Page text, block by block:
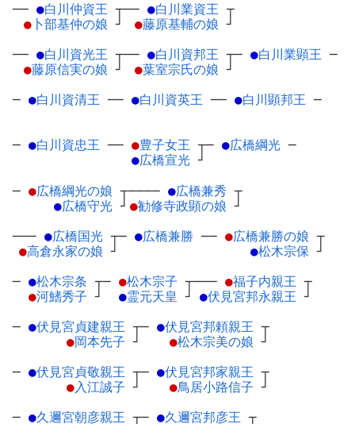
── ●白川仲資王 ┬
● 卜部基仲の娘 ┘
── ●白川業資王 ┬
●藤原基輔の娘 ┘
── ●白川資光王 ┬
●藤原信実の娘 ┘
── ●白川資邦王 ┬
●葉室宗氏の娘 ┘
─ ●白川業顕王 ─
─ ●白川資清王 ── ●白川資英王 ── ●白川顕邦王 ─
─ ●白川資忠王 ── ●豊子女王 ┬
●広橋宣光 ┘
─ ●広橋綱光 ─
─ ●広橋綱光の娘 ┬
●広橋守光 ┘
──── ●広橋兼秀 ┬
●勧修寺政顕の娘 ┘
─── ●広橋国光 ┬
●高倉永家の娘 ┘
─ ●広橋兼勝 ── ●広橋兼勝の娘 ┬
●松木宗保 ┘
─ ●松木宗条 ┬
●河鰭秀子 ┘
─ ●松木宗子 ┬
●霊元天皇 ┘
─── ●福子内親王 ┬
●伏見宮邦永親王 ┘
─ ●伏見宮貞建親王 ┬
●岡本先子 ┘
─ ●伏見宮邦頼親王 ┬
●松木宗美の娘 ┘
─ ●伏見宮貞敬親王 ┬
●入江誠子 ┘
─ ●伏見宮邦家親王 ┬
●鳥居小路信子 ┘
─ ●久邇宮朝彦親王 ┬─ ●久邇宮邦彦王 ┬